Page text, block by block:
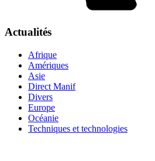
Actualités
Afrique
Amériques
Asie
Direct Manif
Divers
Europe
Océanie
Techniques et technologies